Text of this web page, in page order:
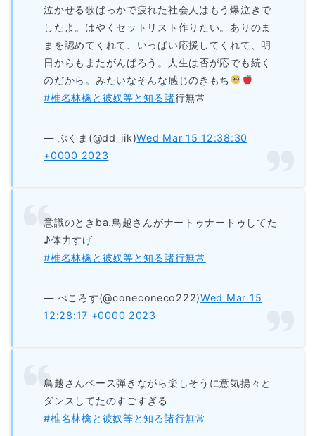
泣かせる歌ばっかで疲れた社会人はもう爆泣きで
したよ。はやくセットリスト作りたい。ありのま
まを認めてくれて、いっぱい応援してくれて、明
日からもまたがんばろう。人生は否が応でも続く
のだから。みたいなそんな感じのきもち
#椎名林檎と彼奴等と知る諸行無常
— ぶくま(@dd_iik)Wed Mar 15 12:38:30
+0000 2023
意識のときba.鳥越さんがナートゥナートゥしてた
♪体力すげ
#椎名林檎と彼奴等と知る諸行無常
— ぺころす(@coneconeco222)Wed Mar 15
12:28:17 +0000 2023
鳥越さんベース弾きながら楽しそうに意気揚々と
ダンスしてたのすごすぎる
#椎名林檎と彼奴等と知る諸行無常